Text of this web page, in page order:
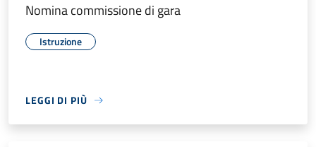
Nomina commissione di gara
Istruzione
LEGGI DI PIÙ